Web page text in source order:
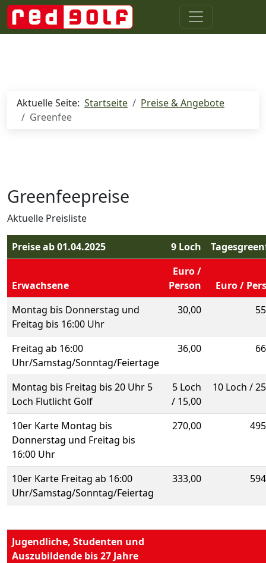
Aktuelle Seite: Startseite
Preise & Angebote
Greenfee
Greenfeepreise
Aktuelle Preisliste
Preise ab 01.04.2025 9 Loch
Erwachsene
Euro /
Person
Euro /
Montag bis Donnerstag und
Freitag bis 16:00 Uhr
30,00
Freitag ab 16:00
Uhr/Samstag/Sonntag/Feiertage
36,00
Montag bis Freitag bis 20 Uhr 5
Loch Flutlicht Golf
5 Loch
/ 15,00
10 Loch /
10er Karte Montag bis
Donnerstag und Freitag bis
16:00 Uhr
270,00
10er Karte Freitag ab 16:00
Uhr/Samstag/Sonntag/Feiertag
333,00
Jugendliche, Studenten und
Auszubildende bis 27 Jahre